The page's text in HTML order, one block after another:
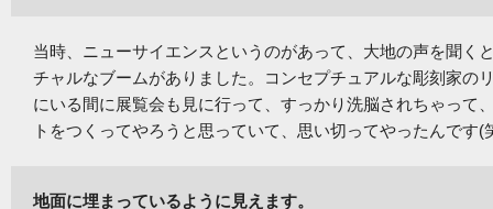
当時、ニューサイエンスというのがあって、大地の声を聞く
チャルなブームがありました。コンセプチュアルな彫刻家の
にいる間に展覧会も見に行って、すっかり洗脳されちゃって
トをつくってやろうと思っていて、思い切ってやったんです(
地面に埋まっているように見えます。